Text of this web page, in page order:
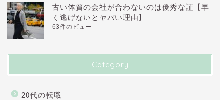
古い体質の会社が合わないのは優秀な証【早
く逃げないとヤバい理由】
63件のビュー
Category
20代の転職